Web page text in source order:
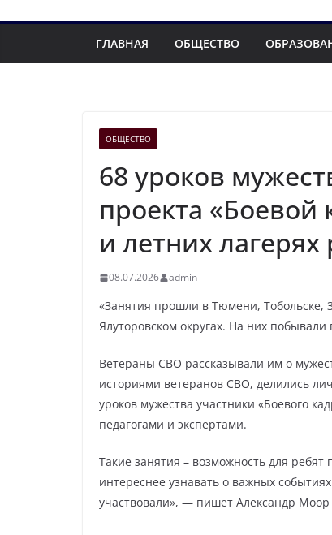
ГЛАВНАЯ ОБЩЕСТВО
ОБЩЕСТВО
68 уроков
проекта
и летних лагерях
08.07.2026 admin
«Занятия прошли в Тюмени, Тобольске,
Ялуторовском округах. На них
Ветераны СВО рассказывали им о
историями ветеранов СВО, делились
уроков мужества участники «Боевого
педагогами и экспертами.
Такие занятия – возможность для
интереснее узнавать о важных
участвовали», — пишет Александр Моор